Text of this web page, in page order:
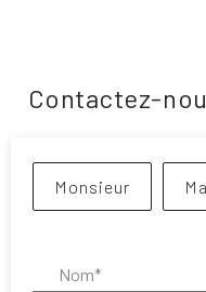
Contactez-
Civilité :
Monsieur